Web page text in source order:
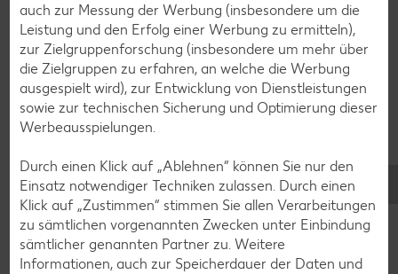
Bowle-Rezepte
Cocktail-Rezepte
Avocado-Rezepte
Erdbeer-Rezepte
Blaubeer-Rezepte
Bananen-Rezepte
Zurück zu allen Rezepten
auch zur Messung der Werbung (insbesondere um die
Leistung und den Erfolg einer Werbung zu ermitteln),
zur Zielgruppenforschung (insbesondere um mehr über
die Zielgruppen zu erfahren, an welche die Werbung
ausgespielt wird), zur Entwicklung von Dienstleistungen
sowie zur technischen Sicherung und Optimierung dieser
Werbeausspielungen.
Durch einen Klick auf „Ablehnen“ können Sie nur den
Einsatz notwendiger Techniken zulassen. Durch einen
Klick auf „Zustimmen“ stimmen Sie allen Verarbeitungen
zu sämtlichen vorgenannten Zwecken unter Einbindung
sämtlicher genannten Partner zu. Weitere
Informationen, auch zur Speicherdauer der Daten und